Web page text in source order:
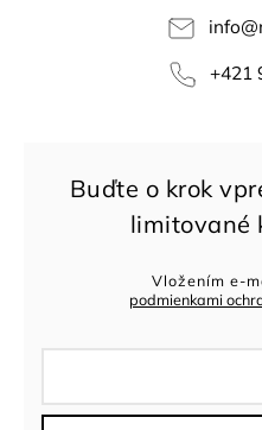
info@
+421
Vložením e-
podmienkami